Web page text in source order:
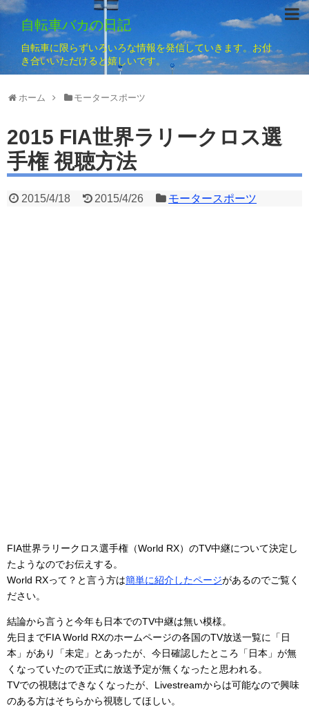
自転車バカの日記
自転車に限らずいろいろな情報を発信していきます。お付
き合いいただけると嬉しいです。
ホーム モータースポーツ
2015 FIA世界ラリークロス選
手権 視聴方法
2015/4/18 2015/4/26 モータースポーツ
FIA世界ラリークロス選手権（World RX）のTV中継について決定し
たようなのでお伝えする。
World RXって？と言う方は簡単に紹介したページがあるのでご覧く
ださい。
結論から言うと今年も日本でのTV中継は無い模様。
先日までFIA World RXのホームページの各国のTV放送一覧に「日
本」があり「未定」とあったが、今日確認したところ「日本」が無
くなっていたので正式に放送予定が無くなったと思われる。
TVでの視聴はできなくなったが、Livestreamからは可能なので興味
のある方はそちらから視聴してほしい。